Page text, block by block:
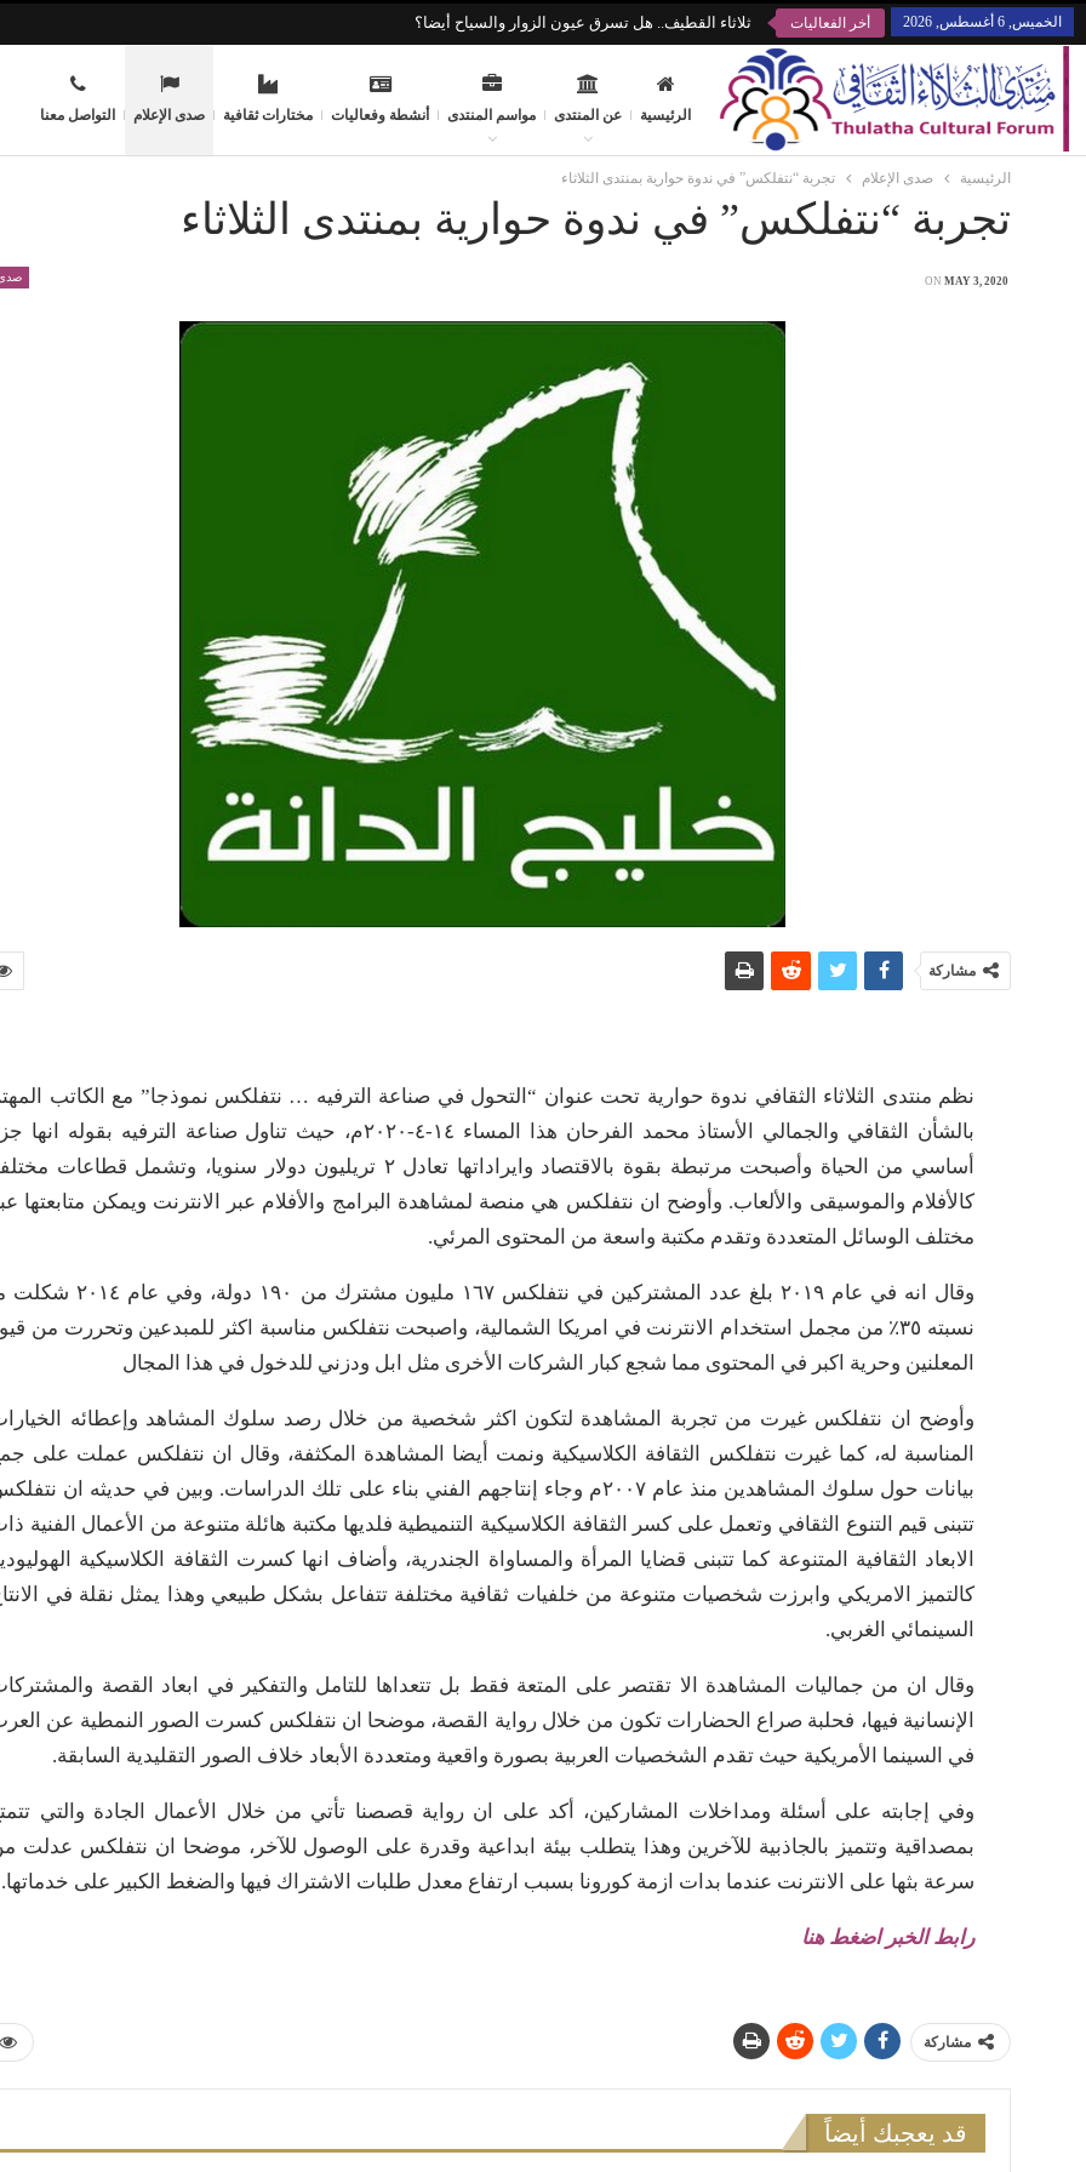
الخميس, 6 أغسطس, 2026 أخر الفعاليات ثلاثاء القطيف.. هل تسرق عيون الزوار والسياح أيضا؟
الرئيسية عن المنتدى مواسم المنتدى أنشطة وفعاليات مختارات ثقافية صدى الإعلام التواصل معنا
الرئيسية صدى الإعلام تجربة “نتفلكس” في ندوة حوارية بمنتدى الثلاثاء
تجربة “نتفلكس” في ندوة حوارية بمنتدى الثلاثاء
صدى ON MAY 3, 2020
مشاركة
نظم منتدى الثلاثاء الثقافي ندوة حوارية تحت عنوان “التحول في صناعة الترفيه … نتفلكس نموذجا” مع الكاتب
بالشأن الثقافي والجمالي الأستاذ محمد الفرحان هذا المساء ١٤-٤-٢٠٢٠م، حيث تناول صناعة الترفيه بقوله
أساسي من الحياة وأصبحت مرتبطة بقوة بالاقتصاد وايراداتها تعادل ٢ تريليون دولار سنويا، وتشمل قطاعات
كالأفلام والموسيقى والألعاب. وأوضح ان نتفلكس هي منصة لمشاهدة البرامج والأفلام عبر الانترنت ويمكن متابعتها
مختلف الوسائل المتعددة وتقدم مكتبة واسعة من المحتوى المرئي.
وقال انه في عام ٢٠١٩ بلغ عدد المشتركين في نتفلكس ١٦٧ مليون مشترك من ١٩٠ دولة، وفي
نسبته ٣٥٪ من مجمل استخدام الانترنت في امريكا الشمالية، واصبحت نتفلكس مناسبة اكثر للمبدعين وتحررت من
المعلنين وحرية اكبر في المحتوى مما شجع كبار الشركات الأخرى مثل ابل ودزني للدخول في هذا المجال
وأوضح ان نتفلكس غيرت من تجربة المشاهدة لتكون اكثر شخصية من خلال رصد سلوك المشاهد وإعطائه
المناسبة له، كما غيرت نتفلكس الثقافة الكلاسيكية ونمت أيضا المشاهدة المكثفة، وقال ان نتفلكس عملت على
بيانات حول سلوك المشاهدين منذ عام ٢٠٠٧م وجاء إنتاجهم الفني بناء على تلك الدراسات. وبين في حديثه ان
تتبنى قيم التنوع الثقافي وتعمل على كسر الثقافة الكلاسيكية التنميطية فلديها مكتبة هائلة متنوعة من الأعمال الفنية
الابعاد الثقافية المتنوعة كما تتبنى قضايا المرأة والمساواة الجندرية، وأضاف انها كسرت الثقافة الكلاسيكية
كالتميز الامريكي وابرزت شخصيات متنوعة من خلفيات ثقافية مختلفة تتفاعل بشكل طبيعي وهذا يمثل نقلة في
السينمائي الغربي.
وقال ان من جماليات المشاهدة الا تقتصر على المتعة فقط بل تتعداها للتامل والتفكير في ابعاد القصة
الإنسانية فيها، فحلبة صراع الحضارات تكون من خلال رواية القصة، موضحا ان نتفلكس كسرت الصور النمطية عن
في السينما الأمريكية حيث تقدم الشخصيات العربية بصورة واقعية ومتعددة الأبعاد خلاف الصور التقليدية السابقة.
وفي إجابته على أسئلة ومداخلات المشاركين، أكد على ان رواية قصصنا تأتي من خلال الأعمال الجادة والتي
بمصداقية وتتميز بالجاذبية للآخرين وهذا يتطلب بيئة ابداعية وقدرة على الوصول للآخر، موضحا ان نتفلكس عدلت
سرعة بثها على الانترنت عندما بدات ازمة كورونا بسبب ارتفاع معدل طلبات الاشتراك فيها والضغط الكبير على خدماتها.
رابط الخبر اضغط هنا
مشاركة
قد يعجبك أيضاً